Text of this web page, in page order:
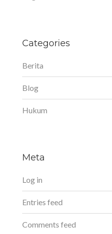
Categories
Berita
Blog
Hukum
Meta
Log in
Entries feed
Comments feed